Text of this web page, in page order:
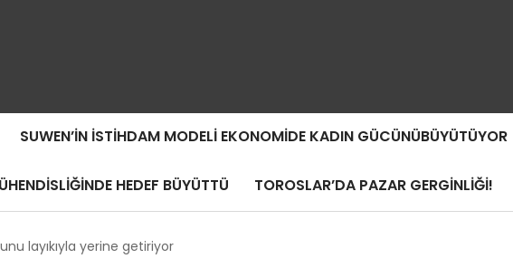
SUWEN’IN İSTIHDAM MODELI EKONOMIDE KADIN GÜCÜNÜBÜYÜTÜYOR
HEDEF BÜYÜTTÜ TOROSLAR’DA PAZAR GERGİNLİĞİ!
layıkıyla yerine getiriyor